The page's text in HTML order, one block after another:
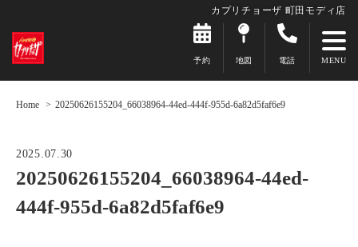
カプリチョーザ 町田モディ店
予約 地図 電話
Home 20250626155204_66038964-44ed-444f-955d-6a82d5faf6e9
2025.07.30
20250626155204_66038964-44ed-
444f-955d-6a82d5faf6e9